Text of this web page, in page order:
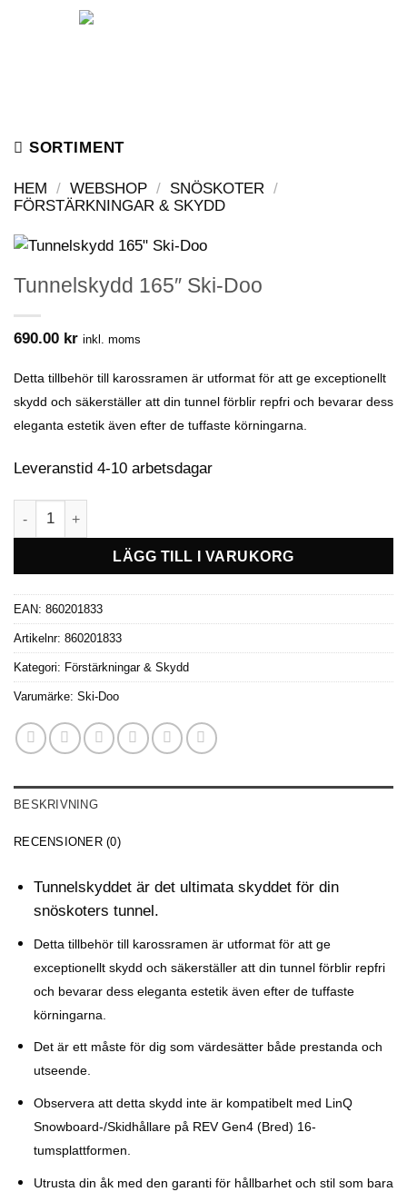
SORTIMENT
HEM / WEBSHOP / SNÖSKOTER /
FÖRSTÄRKNINGAR & SKYDD
Tunnelskydd 165″ Ski-Doo
690.00 kr inkl. moms
Detta tillbehör till karossramen är utformat för att ge exceptionellt
skydd och säkerställer att din tunnel förblir repfri och bevarar dess
eleganta estetik även efter de tuffaste körningarna.
Leveranstid 4-10 arbetsdagar
Tunnelskydd 165" Ski-Doo mängd
LÄGG TILL I VARUKORG
EAN: 860201833
Artikelnr: 860201833
Kategori: Förstärkningar & Skydd
Varumärke: Ski-Doo
BESKRIVNING
RECENSIONER (0)
Tunnelskyddet är det ultimata skyddet för din
snöskoters tunnel.
Detta tillbehör till karossramen är utformat för att ge
exceptionellt skydd och säkerställer att din tunnel förblir repfri
och bevarar dess eleganta estetik även efter de tuffaste
körningarna.
Det är ett måste för dig som värdesätter både prestanda och
utseende.
Observera att detta skydd inte är kompatibelt med LinQ
Snowboard-/Skidhållare på REV Gen4 (Bred) 16-
tumsplattformen.
Utrusta din åk med den garanti för hållbarhet och stil som bara